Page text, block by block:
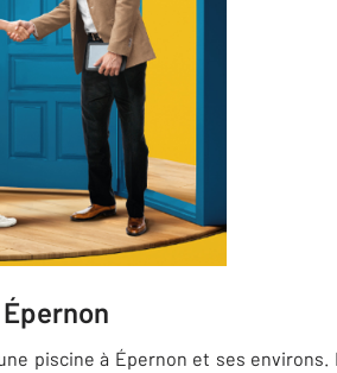
piscine à Épernon et ses environs.